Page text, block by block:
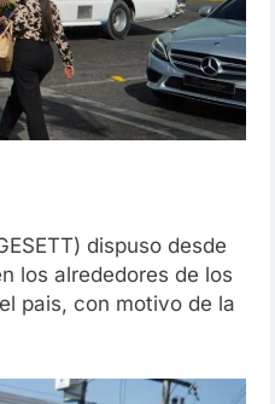
dispuso desde
los alrededores de los
pais, con motivo de la